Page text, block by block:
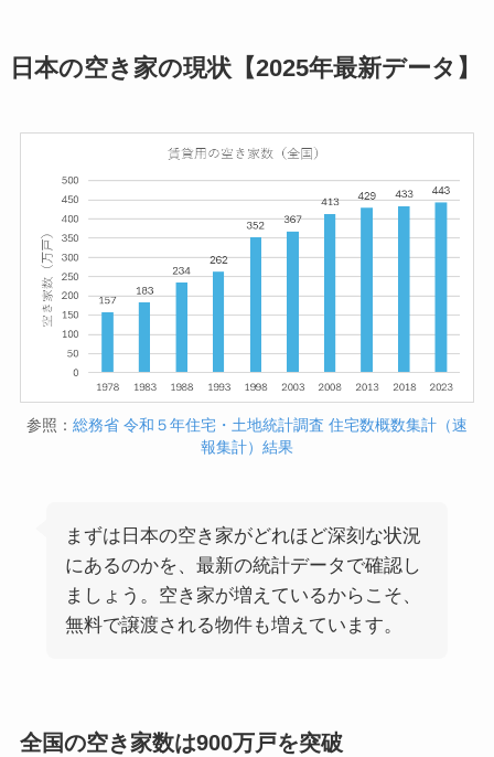
日本の空き家の現状【2025年最新データ】
参照： 総務省 令和５年住宅・土地統計調査 住宅数概数集計（速
報集計）結果
まずは日本の空き家がどれほど深刻な状況
にあるのかを、最新の統計データで確認し
ましょう。空き家が増えているからこそ、
無料で譲渡される物件も増えています。
全国の空き家数は900万戸を突破